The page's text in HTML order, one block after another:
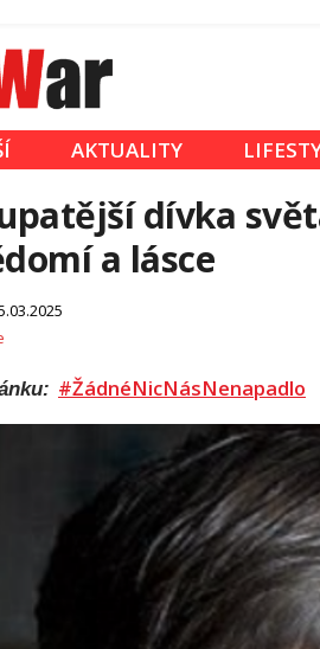
AKTUALITY
dívka
a lásce
#ŽádnéNicNásNenapadlo